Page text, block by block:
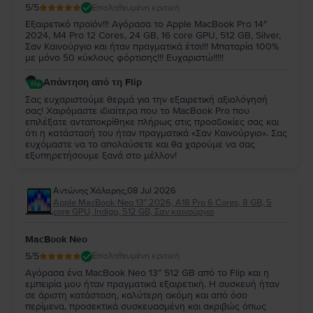
5/5 Επαληθευμένη κριτική
Εξαιρετικό προϊόν!!! Αγόρασα το Apple MacBook Pro 14″
2024, M4 Pro 12 Cores, 24 GB, 16 core GPU, 512 GB, Silver,
Σαν Καινούργιο και ήταν πραγματικά έτσι!!! Μπαταρία 100%
με μόνο 50 κύκλους φόρτισης!!! Ευχαριστώ!!!!!
Απάντηση από τη Flip
Σας ευχαριστούμε θερμά για την εξαιρετική αξιολόγησή
σας! Χαιρόμαστε ιδιαίτερα που το MacBook Pro που
επιλέξατε ανταποκρίθηκε πλήρως στις προσδοκίες σας και
ότι η κατάστασή του ήταν πραγματικά «Σαν Καινούργιο». Σας
ευχόμαστε να το απολαύσετε και θα χαρούμε να σας
εξυπηρετήσουμε ξανά στο μέλλον!
Αντώνης Χάλαρης,08 Jul 2026
Apple MacBook Neo 13″ 2026, A18 Pro 6 Cores, 8 GB, 5
core GPU, Indigo, 512 GB, Σαν καινούργιο
MacBook Neo
5/5 Επαληθευμένη κριτική
Αγόρασα ένα MacBook Neo 13” 512 GB από το Flip και η
εμπειρία μου ήταν πραγματικά εξαιρετική. Η συσκευή ήταν
σε άριστη κατάσταση, καλύτερη ακόμη και από όσο
περίμενα, προσεκτικά συσκευασμένη και ακριβώς όπως